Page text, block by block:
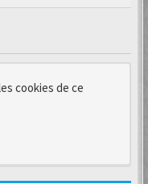
cookies de ce